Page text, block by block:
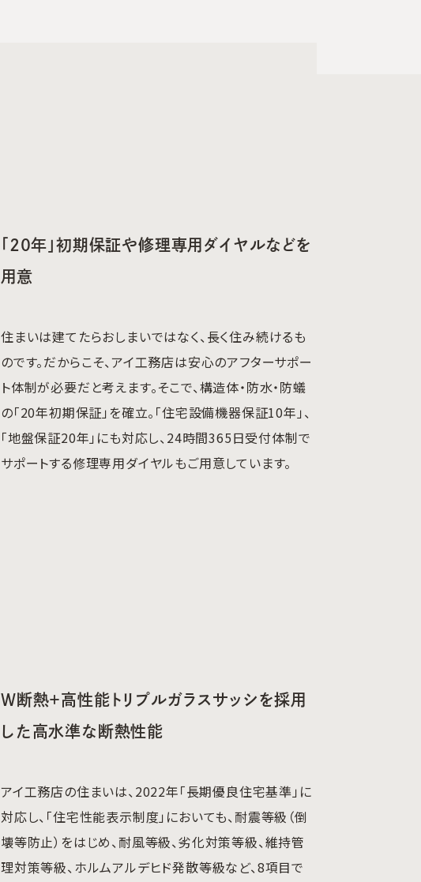
「20年」初期保証や修理専用ダイヤルなどを
用意
住まいは建てたらおしまいではなく、長く住み続けるも
のです。だからこそ、アイ工務店は安心のアフターサポー
ト体制が必要だと考えます。そこで、構造体・防水・防蟻
の「20年初期保証」を確立。「住宅設備機器保証10年」、
「地盤保証20年」にも対応し、24時間365日受付体制で
サポートする修理専用ダイヤルもご用意しています。
W断熱＋高性能トリプルガラスサッシを採用
した高水準な断熱性能
アイ工務店の住まいは、2022年「長期優良住宅基準」に
対応し、「住宅性能表示制度」においても、耐震等級（倒
壊等防止）をはじめ、耐風等級、劣化対策等級、維持管
理対策等級、ホルムアルデヒド発散等級など、8項目で